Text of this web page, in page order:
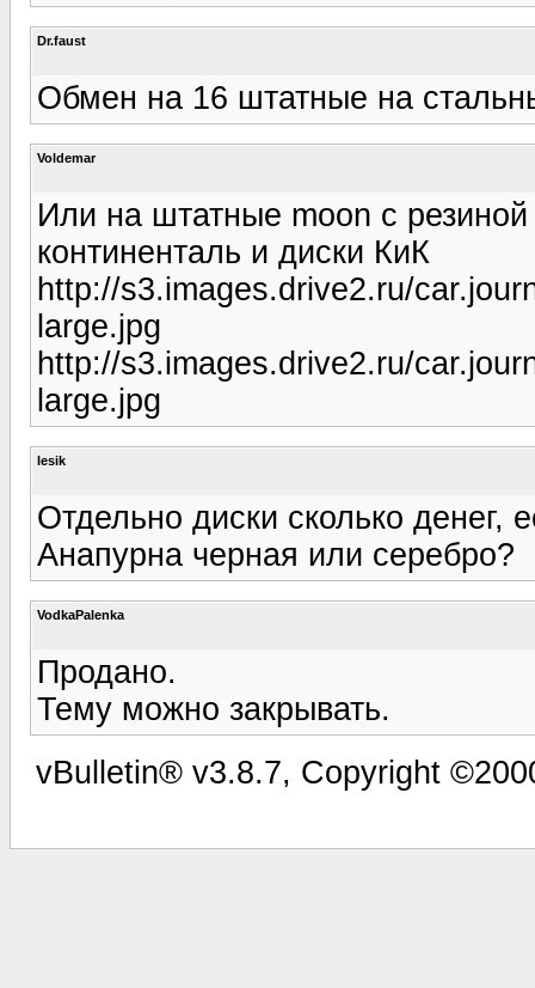
Dr.faust
Обмен на 16 штатные на
Voldemar
Или на штатные moon c резиной
континенталь и диски КиК
http://s3.images.drive2.ru/
large.jpg
http://s3.images.drive2.ru/
large.jpg
lesik
Отдельно диски сколько денег,
Анапурна черная или серебро?
VodkaPalenka
Продано.
Тему можно закрывать.
vBulletin® v3.8.7, Copyright